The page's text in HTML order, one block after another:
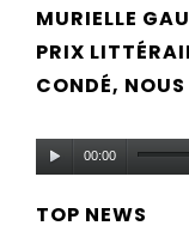
MURIELLE
PRIX
CONDÉ, NOUS
Lecteur00:00
TOP NEWS